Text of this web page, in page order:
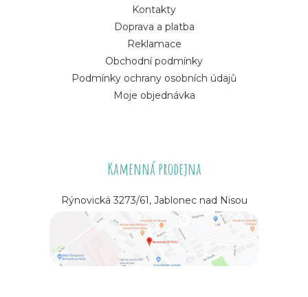
Kontakty
Doprava a platba
Reklamace
Obchodní podmínky
Podmínky ochrany osobních údajů
Moje objednávka
Kamenná prodejna
Rýnovická 3273/61, Jablonec nad Nisou